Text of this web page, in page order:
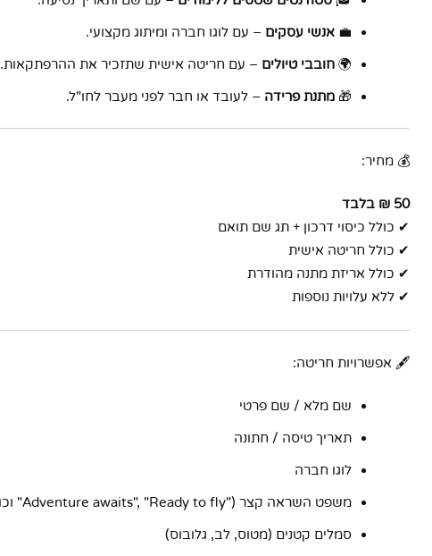
💼 אנשי עסקים – עם לוגו חברה ומיתוג מקצועי.
🌍 חובבי טיולים – עם חריטה אישית שתזכיר את ההרפתקאות.
🎁 מתנת פרידה – לעובד או חבר לפני מעבר לחו"ל.
💰 מחיר:
50 ₪ בלבד
✔ כולל כיסוי דרכון + תג שם תואם
✔ כולל חריטה אישית
✔ כולל אריזת מתנה מהודרת
✔ ללא עלויות נוספות
🖋️ אפשרויות חריטה:
שם מלא / שם פרטי
תאריך טיסה / חתונה
לוגו חברה
משפט השראה קצר ("Adventure awaits", "Ready to fly" וכו')
סמלים קטנים (מטוס, לב, גלובוס)